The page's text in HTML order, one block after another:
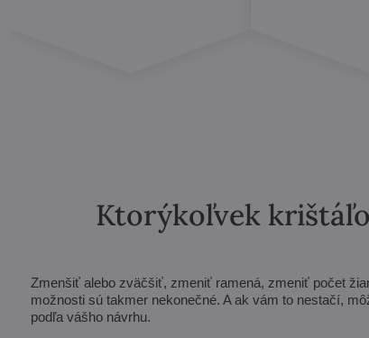
Ktorýkoľvek
Zmenšiť alebo zväčšiť, zmeniť ramená, zmeniť počet
možnosti sú takmer nekonečné. A ak vám to nestačí,
podľa vášho návrhu.